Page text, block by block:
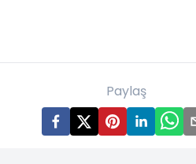
Paylaş